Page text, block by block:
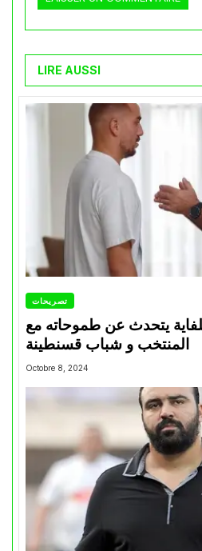
LIRE AUSSI
تصريحات
يتحدث عن طموحاته مع
المنتخب و شباب قسنطينة
Octobre 8, 2024